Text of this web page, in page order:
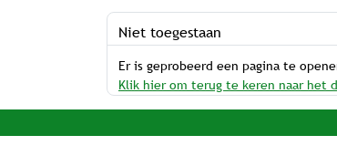
Niet toegestaan
Er is geprobeerd een pagina te
Klik hier om terug te keren naar het